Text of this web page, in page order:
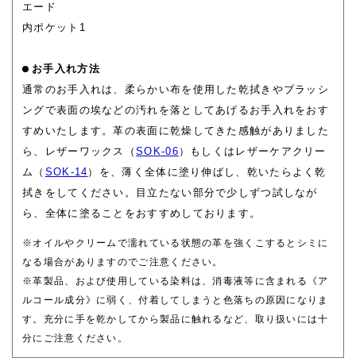
エード
内ポケット1
お手入れ方法
通常のお手入れは、柔らかい布を使用した乾拭きやブラッシ
ングで表面の埃などの汚れを落としてあげるお手入れをおす
すめいたします。革の表面に乾燥してきた感触がありました
ら、レザーワックス（SOK-06 ）もしくはレザーケアクリー
ム（ SOK-14 ）を、薄く全体に塗り伸ばし、乾いたらよく乾
拭きをしてください。目立たない部分で少しずつ試しなが
ら、全体に塗ることをおすすめしております。
※オイルやクリームで濡れている状態の革を強くこするとシミに
なる場合がありますのでご注意ください。
※革製品、および使用している染料は、消毒液等に含まれる《ア
ルコール成分》に弱く、付着してしまうと色落ちの原因になりま
す。充分に手を乾かしてから製品に触れるなど、取り扱いには十
分にご注意ください。